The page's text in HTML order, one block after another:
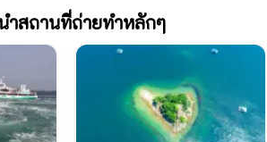
ำสถานที่ถ่ายทำหลักๆ